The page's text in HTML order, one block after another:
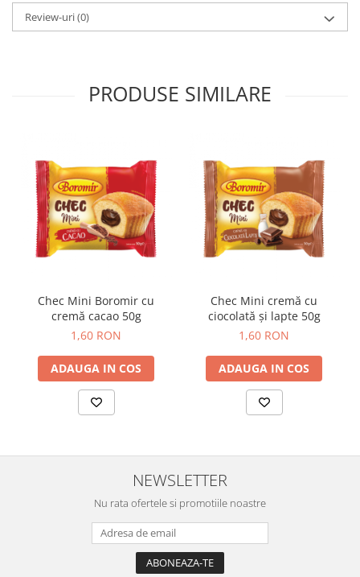
Review-uri(0)
PRODUSE SIMILARE
Chec Mini Boromir cu
cremă cacao 50g
1,60 RON
ADAUGA IN COS
Chec Mini cremă cu
ciocolată și lapte 50g
1,60 RON
ADAUGA IN COS
NEWSLETTER
Nu rata ofertele si promotiile noastre